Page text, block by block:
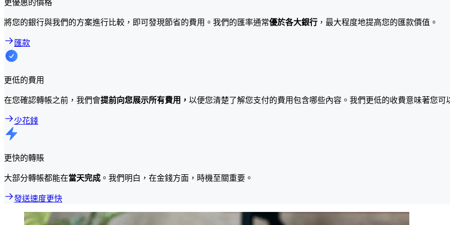
將您的銀行與我們的方案進行比較，即可發現節省的費用。我們的匯率通常優於各大銀行 ，最大程度地提高您的匯款價值。
匯款
更低的費用
在您確認轉帳之前，我們會提前向您展示所有費用， 以便您清楚了解您支付的費用包含哪些內容。我們更低的收費意味著您可
少花錢
更快的轉賬
大部分轉帳都能在當天完成 。我們明白，在金錢方面，時機至關重要。
發送速度更快